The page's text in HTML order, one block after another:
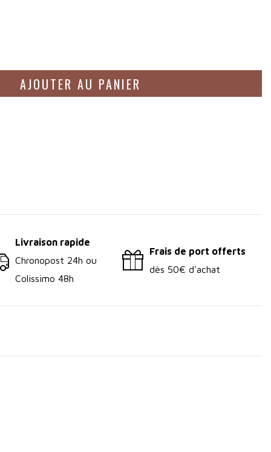
AJOUTER AU PANIER
Livraison rapide
Chronopost 24h ou
Colissimo 48h
Frais de port offerts
dès 50€ d'achat